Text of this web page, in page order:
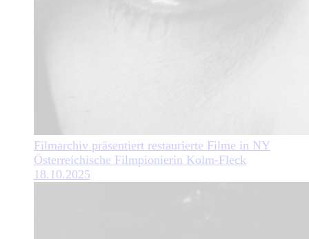
Filmarchiv präsentiert restaurierte Filme in NY
Österreichische Filmpionierin Kolm-Fleck
18.10.2025